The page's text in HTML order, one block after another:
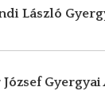
László
József